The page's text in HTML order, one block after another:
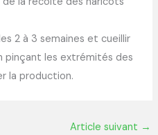
2 à 3 semaines et cueillir
pinçant les extrémités des
la production.
Article suivant →